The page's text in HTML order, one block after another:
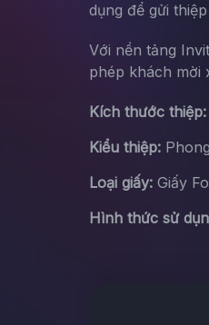
dụng để gửi
Với nền tảng
phép khách mời
Kích thước thiệp:
Kiểu thiệp:
Loại giấy: Giấy
Hình thức sử